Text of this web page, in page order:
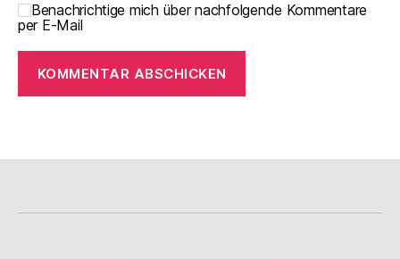
Benachrichtige mich über nachfolgende Kommentare
per E-Mail